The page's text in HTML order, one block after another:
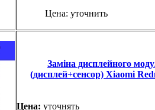
Цена: уточнить
Заміна дисплейного
(дисплей+сенсор) Xiaomi
Цена: уточнять